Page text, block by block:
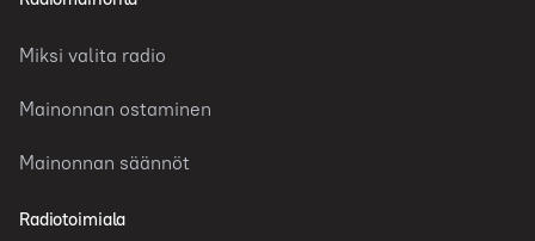
Miksi valita radio
Mainonnan ostaminen
Mainonnan säännöt
Radiotoimiala